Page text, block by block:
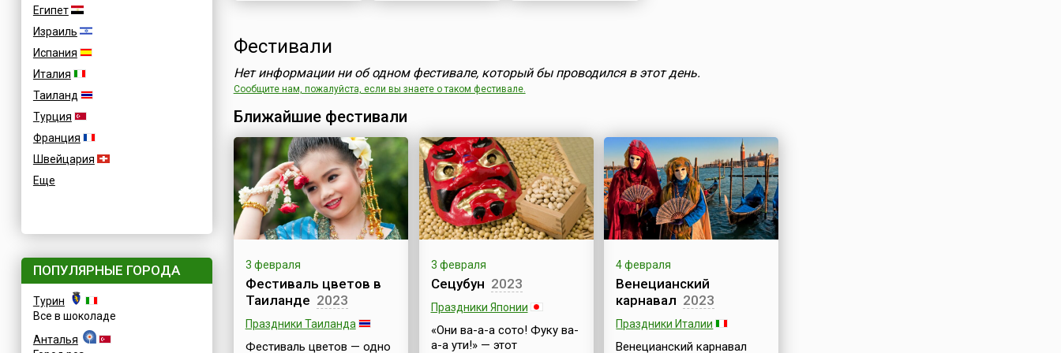
Египет
Израиль
Испания
Италия
Таиланд
Турция
Франция
Швейцария
Еще
ПОПУЛЯРНЫЕ ГОРОДА
Турин
Все в шоколаде
Анталья
Фестивали
Нет информации ни об одном фестивале, который бы проводился в этот день.
Сообщите нам, пожалуйста, если вы знаете о таком фестивале.
Ближайшие фестивали
3 февраля
Фестиваль цветов в
Таиланде 2023
Праздники Таиланда
Фестиваль цветов — одно
3 февраля
Сецубун 2023
Праздники Японии
«Они ва-а-а сото! Фуку ва-
а-а ути!» — этот
4 февраля
Венецианский
карнавал 2023
Праздники Италии
Венецианский карнавал